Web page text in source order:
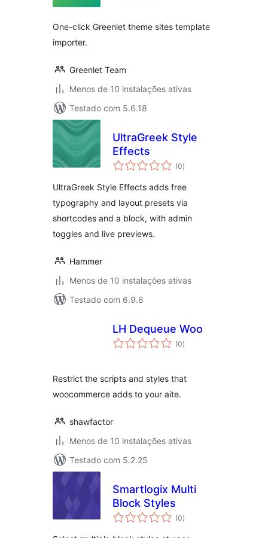
One-click Greenlet theme sites template
importer.
Greenlet Team
Menos de 10 instalações ativas
Testado com 5.6.18
UltraGreek Style
Effects
(0avaliações
totais
)
UltraGreek Style Effects adds free
typography and layout presets via
shortcodes and a block, with admin
toggles and live previews.
Hammer
Menos de 10 instalações ativas
Testado com 6.9.6
LH Dequeue Woo
(0avaliações
totais
)
Restrict the scripts and styles that
woocommerce adds to your aite.
shawfactor
Menos de 10 instalações ativas
Testado com 5.2.25
Smartlogix Multi
Block Styles
(0avaliações
totais
)